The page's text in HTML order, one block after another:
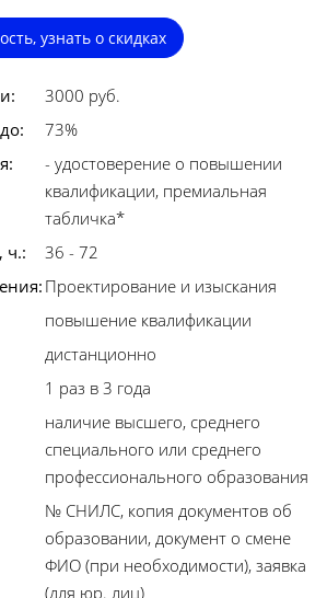
узнать о скидках
3000 руб.
73%
- удостоверение о повышении
квалификации, премиальная
табличка*
ч.:
36 - 72
Проектирование и изыскания
повышение квалификации
дистанционно
1 раз в 3 года
наличие высшего, среднего
специального или среднего
профессионального образования
№ СНИЛС, копия документов об
образовании, документ о смене
ФИО (при необходимости), заявка
(для юр. лиц)